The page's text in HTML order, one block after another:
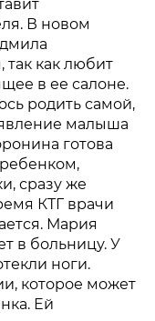
В новом
так как любит
в ее салоне.
родить самой,
малыша
готова
сразу же
КТГ врачи
Мария
в больницу. У
ноги.
которое может
Ей